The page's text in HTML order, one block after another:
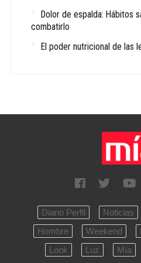
Dolor de espalda: Hábitos
combatirlo
El poder nutricional de las
Diario Perfil Noticias
Hombre
Weekend
Look
Luz Mía